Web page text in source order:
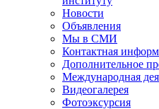
Новости
Объявления
Мы в СМИ
Контактная
Дополнительное
Международная
Видеогалерея
Фотоэксурсия